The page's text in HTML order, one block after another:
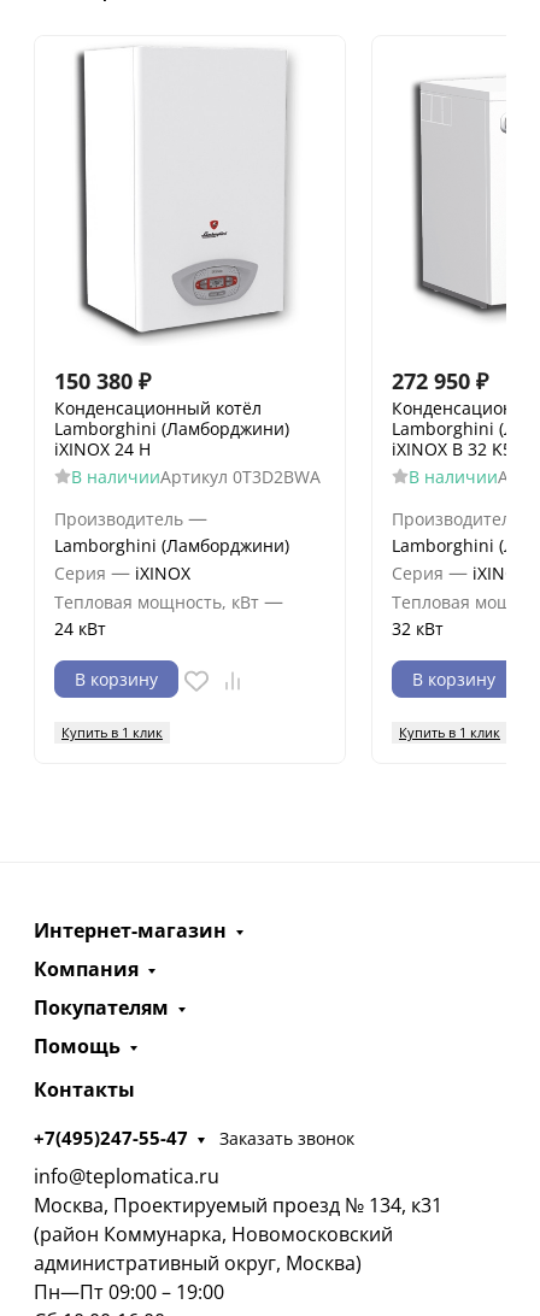
150 380 ₽
Конденсационный котёл
Lamborghini (Ламборджини)
iXINOX 24 H
В наличииАртикул 0T3D2BWA
Производитель —
Lamborghini (Ламборджини)
Серия — iXINOX
Тепловая мощность, кВт —
24 кВт
В корзину
Купить в 1 клик
272 950 ₽
Lamborghini
iXINOX B 32 K50
В наличии
Производитель
Lamborghini
Серия — iXINOX
Тепловая
32 кВт
В корзину
Купить в 1 клик
Интернет-магазин
Компания
Покупателям
Помощь
Контакты
+7(495)247-55-47 Заказать звонок
info@teplomatica.ru
Москва, Проектируемый проезд № 134, к31
(район Коммунарка, Новомосковский
административный округ, Москва)
Пн—Пт 09:00 – 19:00